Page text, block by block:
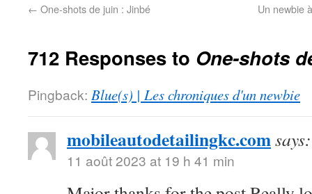
← One-shots de juin : Jinbé Un newbie
712 Responses to One-shots
Pingback: Blue(s) | Les chroniques d'un newbie
mobileautodetailingkc.comsays:
11 août 2023 at 19 h 41 min